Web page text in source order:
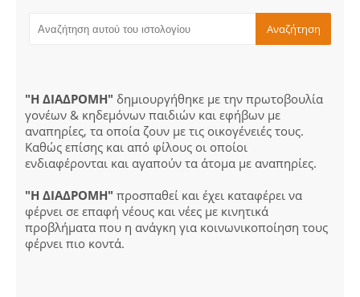
"Η ΔΙΑΔΡΟΜΗ" δημιουργήθηκε με την πρωτοβουλία
γονέων & κηδεμόνων παιδιών και εφήβων με
αναπηρίες, τα οποία ζουν με τις οικογένειές τους.
Καθώς επίσης και από φίλους οι οποίοι
ενδιαφέρονται και αγαπούν τα άτομα με αναπηρίες.
"Η ΔΙΑΔΡΟΜΗ" προσπαθεί και έχει καταφέρει να
φέρνει σε επαφή νέους και νέες με κινητικά
προβλήματα που η ανάγκη για κοινωνικοποίηση τους
φέρνει πιο κοντά.